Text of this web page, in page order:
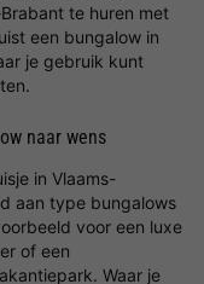
te huren met
een bungalow in
je gebruik kunt
naar wens
in Vlaams-
aan type bungalows
voor een luxe
of een
Waar je